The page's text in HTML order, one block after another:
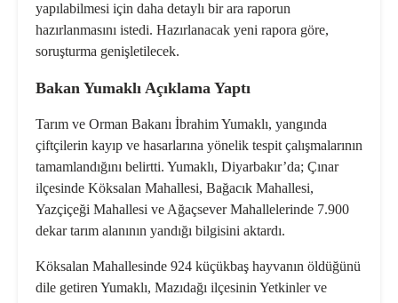
yapılabilmesi için daha detaylı bir ara raporun
hazırlanmasını istedi. Hazırlanacak yeni rapora göre,
soruşturma genişletilecek.
Bakan Yumaklı Açıklama Yaptı
Tarım ve Orman Bakanı İbrahim Yumaklı, yangında
çiftçilerin kayıp ve hasarlarına yönelik tespit çalışmalarının
tamamlandığını belirtti. Yumaklı, Diyarbakır’da; Çınar
ilçesinde Köksalan Mahallesi, Bağacık Mahallesi,
Yazçiçeği Mahallesi ve Ağaçsever Mahallelerinde 7.900
dekar tarım alanının yandığı bilgisini aktardı.
Köksalan Mahallesinde 924 küçükbaş hayvanın öldüğünü
dile getiren Yumaklı, Mazıdağı ilçesinin Yetkinler ve